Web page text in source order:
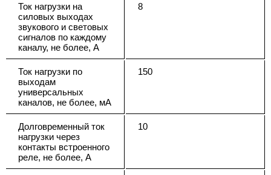
Ток нагрузки на
силовых выходах
звукового и световых
сигналов по каждому
каналу, не более, А
8
Ток нагрузки по
выходам
универсальных
каналов, не более, мА
150
Долговременный ток
нагрузки через
контакты встроенного
реле, не более, А
10